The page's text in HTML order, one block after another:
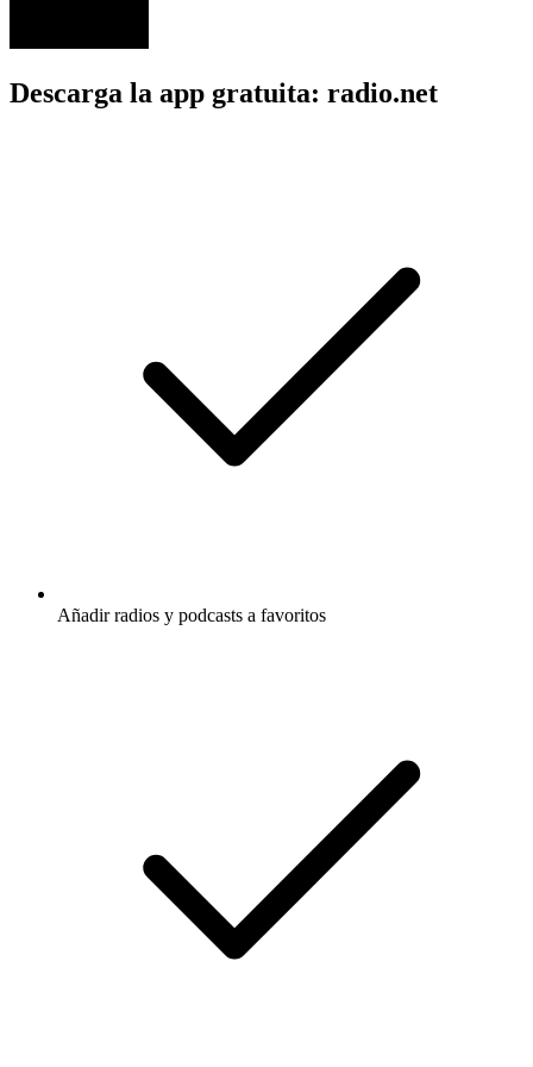
Descarga la app gratuita: radio.net
Añadir radios y podcasts a favoritos